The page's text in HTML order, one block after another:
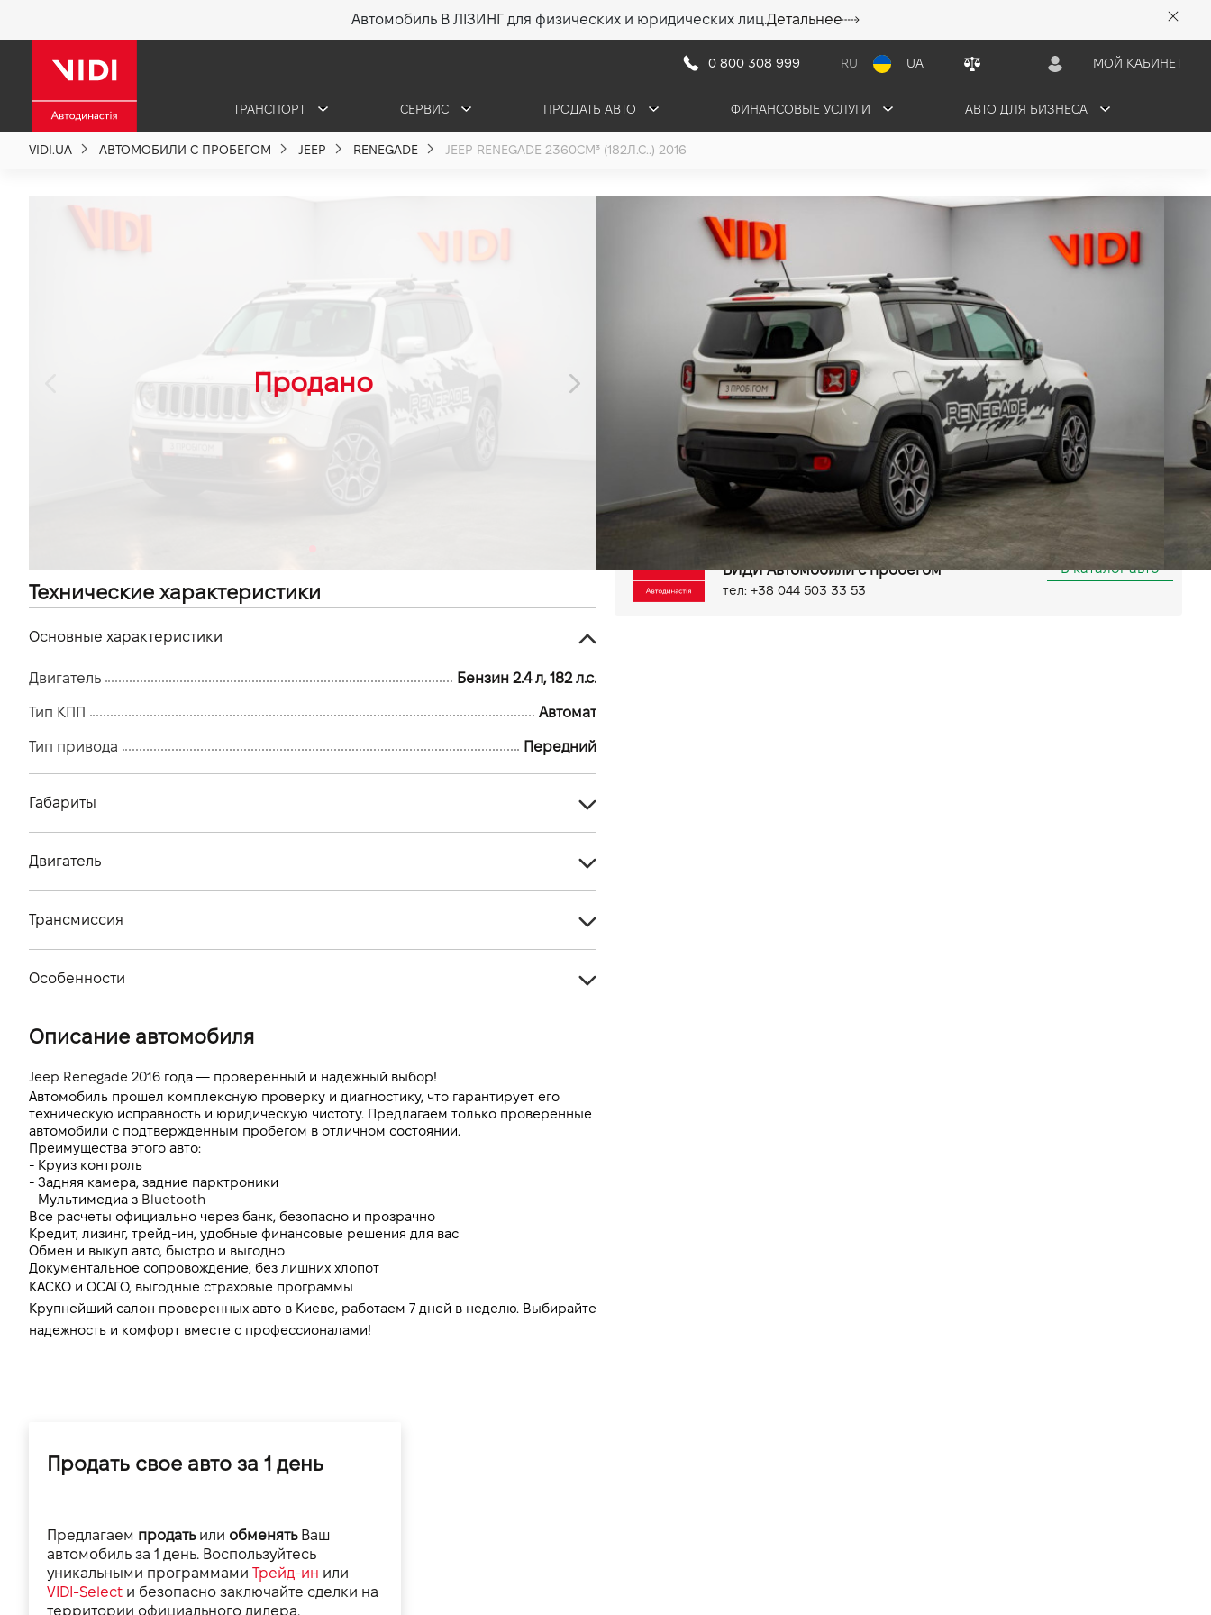
Автомобиль В ЛІЗИНГ для физических и юридических лиц.Детальнее
0 800 308 999 RU UA МОЙ КАБИНЕТ
ТРАНСПОРТ СЕРВИС ПРОДАТЬ АВТО ФИНАНСОВЫЕ УСЛУГИ АВТО ДЛЯ БИЗНЕСА
VIDI.UA АВТОМОБИЛИ С ПРОБЕГОМ JEEP RENEGADE JEEP RENEGADE 2360СМ³ (182Л.С..) 2016
Jeep RENEGADE
2.4 (182 л.с.) 2016
455 000 грн•6 509 грн/мес
ПРОДАНО
Бензин, 2.4 л Автомат Передний
Антиблокировочная система (ABS)
Система стабилизации (ESP)
Бортовий комп'ютер
Електропривід дзеркал
Круїз контроль
Мультифункціональне кермо
Оздоблення керма шкірою
Bluetooth
Парктронік задній
Киев, ул. Большая Кольцевая, 58
ВИДИ Автомобили с пробегом
тел: +38 044 503 33 53
В каталог авто
Технические характеристики
Основные характеристики
Двигатель Бензин 2.4 л, 182 л.с.
Тип КПП Автомат
Тип привода Передний
Габариты
Количество мест, шт
Двигатель
Мощность двигателя (л.с)
Динамика разгона 0-100 км/ч
Трансмиссия
Особенности
Описание автомобиля
Jeep Renegade 2016 года — проверенный и надежный выбор!
Автомобиль прошел комплексную проверку и диагностику, что гарантирует его
техническую исправность и юридическую чистоту. Предлагаем только проверенные
автомобили с подтвержденным пробегом в отличном состоянии.
Преимущества этого авто:
- Круиз контроль
- Задняя камера, задние парктроники
- Мультимедиа з Bluetooth
Все расчеты официально через банк, безопасно и прозрачно
Кредит, лизинг, трейд-ин, удобные финансовые решения для вас
Обмен и выкуп авто, быстро и выгодно
Документальное сопровождение, без лишних хлопот
КАСКО и ОСАГО, выгодные страховые программы
Крупнейший салон проверенных авто в Киеве, работаем 7 дней в неделю. Выбирайте
надежность и комфорт вместе с профессионалами!
Продать свое авто за 1 день
Предлагаем продатьили обменятьВаш
автомобиль за 1 день. Воспользуйтесь
уникальными программами Трейд-ин или
VIDI-Select и безопасно заключайте сделки на
территории официального дилера.
О компании
Новости